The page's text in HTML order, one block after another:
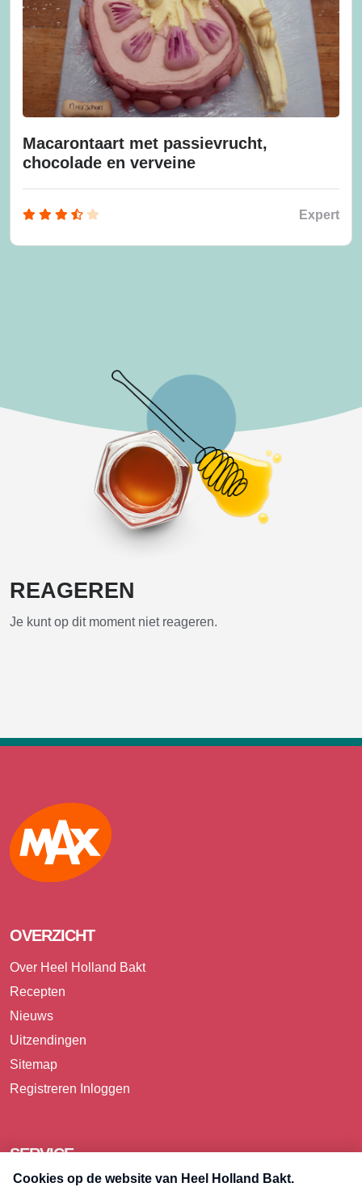
Macarontaart met passievrucht,
chocolade en verveine
Expert
REAGEREN
Je kunt op dit moment niet reageren.
Max
OVERZICHT
Over Heel Holland Bakt
Recepten
Nieuws
Uitzendingen
Sitemap
Registreren Inloggen
SERVICE